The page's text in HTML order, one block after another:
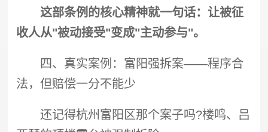
这部条例的核心精神就一句话：让被征
收人从"被动接受"变成"主动参与"。
四、真实案例：富阳强拆案——程序合
法，但赔偿一分不能少
还记得杭州富阳区那个案子吗?楼鸣、吕